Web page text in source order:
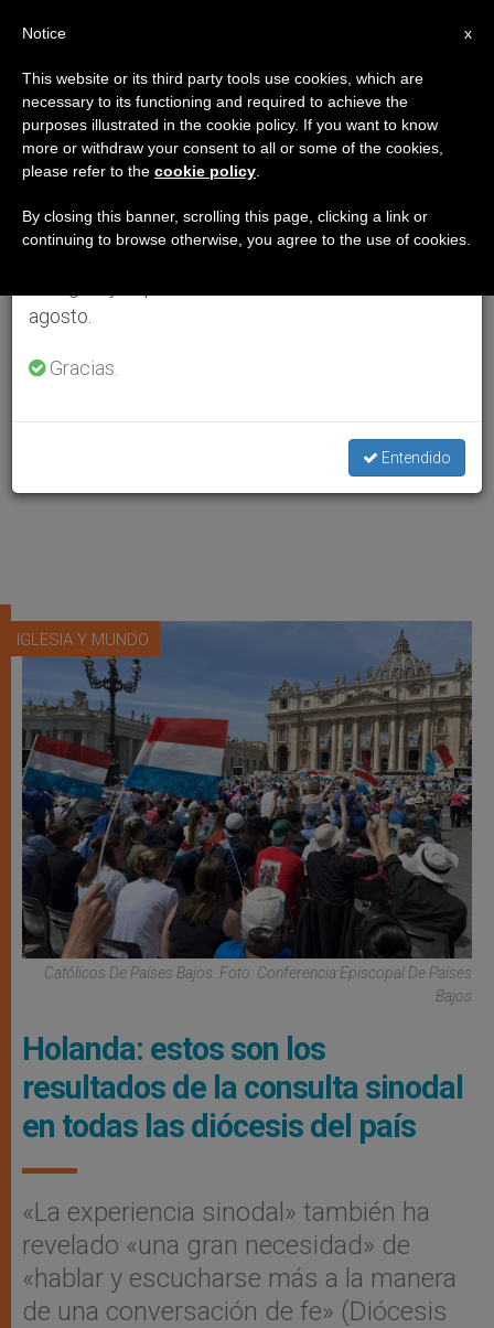
IGLESIA Y MUNDO
Católicos De Países Bajos. Foto: Conferencia Episcopal De Países
Bajos
Holanda: estos son los
resultados de la consulta sinodal
en todas las diócesis del país
«La experiencia sinodal» también ha
revelado «una gran necesidad» de
«hablar y escucharse más a la manera
de una conversación de fe» (Diócesis
×
Aviso importante
Del 27 de julio al 7 de agosto haremos la pausa
anual, aprovechando que en el periodo de verano
se generan menos informaciones y también el
agosto.
Gracias.
Entendido
x
Notice
This website or its third party tools use cookies, which are
necessary to its functioning and required to achieve the
purposes illustrated in the cookie policy. If you want to know
more or withdraw your consent to all or some of the cookies,
please refer to the cookie policy
By closing this banner, scrolling this page, clicking a link or
continuing to browse otherwise, you agree to the use of cookies.